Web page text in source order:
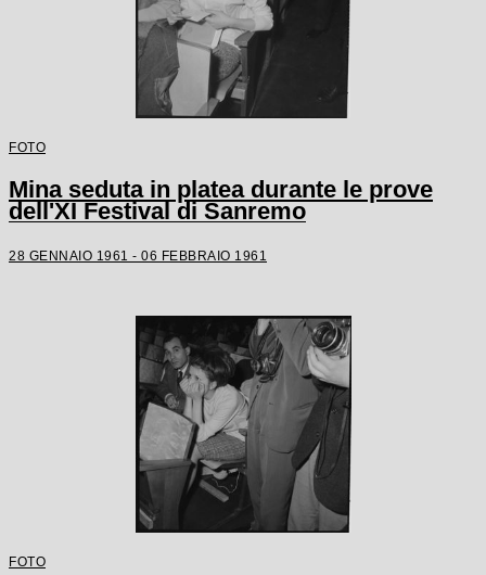
FOTO
Mina seduta in platea durante le prove
dell'XI Festival di Sanremo
28 GENNAIO 1961 - 06 FEBBRAIO 1961
FOTO